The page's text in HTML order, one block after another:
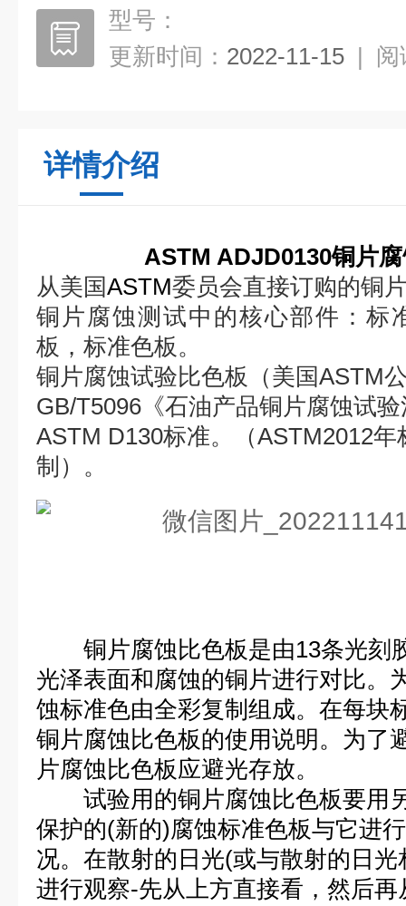
型号：
更新时间： 2022-11-15 | 阅
详情介绍
ASTM ADJD0130铜片
从美国ASTM委员会直接订购的铜
铜片腐蚀测试中的核心部件：标
板，标准色板。
铜片腐蚀试验比色板（美国ASTM
GB/T5096《石油产品铜片腐蚀试
ASTM D130标准。（ASTM2012
制）。
铜片腐蚀比色板是由13条光刻
光泽表面和腐蚀的铜片进行对比。
蚀标准色由全彩复制组成。在每块
铜片腐蚀比色板的使用说明。为了
片腐蚀比色板应避光存放。
试验用的铜片腐蚀比色板要用
保护的(新的)腐蚀标准色板与它进
况。在散射的日光(或与散射的日
进行观察-先从上方直接看，然后